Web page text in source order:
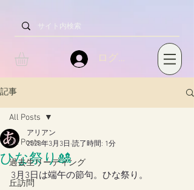
ログイン
記事
All Posts
過去生リーディング
丘訪問
All Posts
ひな祭り🎎
アリアン
2020年3月3日 読了時間: 1分
3月3日は端午の節句。ひな祭り。